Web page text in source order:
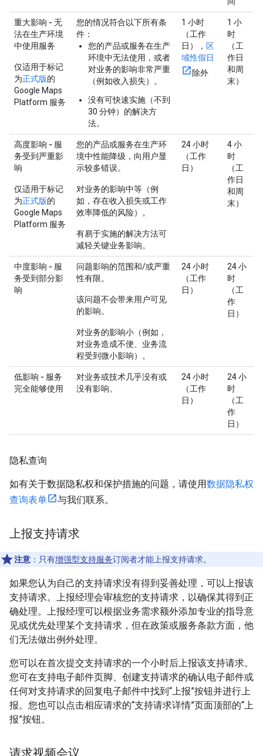
重大影响 - 无
法在生产环境
中使用服务
仅适用于标记
为正式版的
Google Maps
Platform 服务
您的情况符合以下所有条
件：
您的产品或服务在生产
环境中无法使用，或者
对业务的影响非常严重
（例如收入损失）。
没有可快速实施（不到
30 分钟）的解决方
法。
1 小时
（工作
日）， 区
域性假日
除外
1 小
时
（工
作日
和周
末）
高度影响 - 服
务受到严重影
响
仅适用于标记
为正式版的
Google Maps
Platform 服务
您的产品或服务在生产环
境中性能降级，向用户显
示较多错误。
对业务的影响中等（例
如，存在收入损失或工作
效率降低的风险）。
有易于实施的解决方法可
减轻关键业务影响。
24 小时
（工作
日）
4 小
时
（工
作日
和周
末）
中度影响 - 服
务受到部分影
响
问题影响的范围和/或严重
性有限。
该问题不会带来用户可见
的影响。
对业务的影响小（例如，
对业务造成不便、业务流
程受到微小影响）。
24 小时
（工作
日）
24 小
时
（工
作
日）
低影响 - 服务
完全能够使用
对业务或技术几乎没有或
没有影响。
24 小时
（工作
日）
24 小
时
（工
作
日）
隐私查询
如有关于数据隐私权和保护措施的问题，请使用数据隐私权
查询表单
与我们联系。
上报支持请求
注意 ：只有增强型支持服务订阅者才能上报支持请求。
如果您认为自己的支持请求没有得到妥善处理，可以上报该
支持请求。上报经理会审核您的支持请求，以确保其得到正
确处理。上报经理可以根据业务需求额外添加专业的指导意
见或优先处理某个支持请求，但在政策或服务条款方面，他
们无法做出例外处理。
您可以在首次提交支持请求的一个小时后上报该支持请求。
您可在支持电子邮件页脚、创建支持请求的确认电子邮件或
任何对支持请求的回复电子邮件中找到“上报”按钮并进行上
报。您也可以点击相应请求的“支持请求详情”页面顶部的“上
报”按钮。